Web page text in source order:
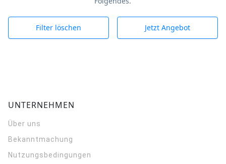
Filter löschen Jetzt Angebot
UNTERNEHMEN
Über uns
Bekanntmachung
Nutzungsbedingungen